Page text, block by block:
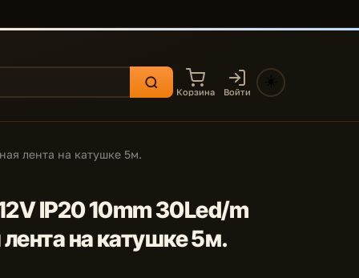
Корзина Войти
лента на катушке 5м.
IP20 10mm 30Led/m
на катушке 5м.